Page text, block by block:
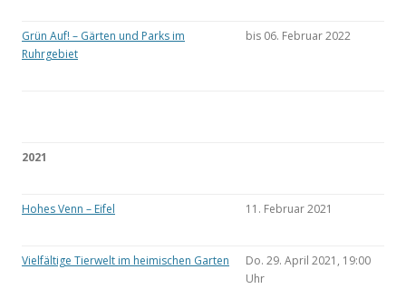
Grün Auf! – Gärten und Parks im
Ruhrgebiet
bis 06. Februar 2022
2021
Hohes Venn – Eifel 11. Februar 2021
Vielfältige Tierwelt im heimischen Garten
Do. 29. April 2021, 19:00
Uhr